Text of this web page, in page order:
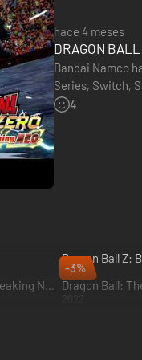
hace 4 meses
DRAGON
Bandai Namco
Series, Switch,
de 30 nuevos
4
Dragon Ball Z:
2026
DRAGON BALL: Sparking! ZERO Super Limit-Breaking NEO Edition - PC (Steam)
-3%
Dragon Ball: